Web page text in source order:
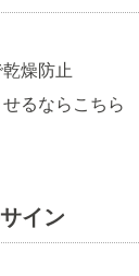
燥防止
るならこちら
イン